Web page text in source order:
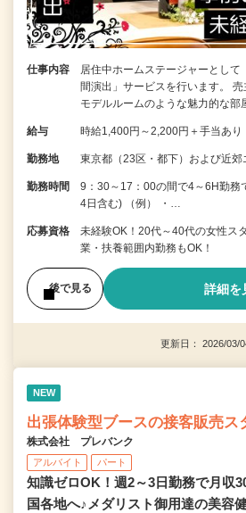
仕事内容
居住中ホームステージャーとして
間演出」サービスを行います。 売
モデルルームのような魅力的な
給与 時給1,400円～2,200円＋手当あり
勤務地 東京都（23区・都下）および近
勤務時間
9：30～17：00の間で4～6H勤務
4日含む) （例） ・…
応募資格
未経験OK！20代～40代の女性ス
業・扶養範囲内勤務もOK！
後で見る 詳細を
更新日： 2026/
NEW
出張体験型ブースの接客販売ス
株式会社 プレバンク
アルバイト パート
知識ゼロOK！週2～3日勤務で月収
国各地へ♪メダリスト御用達の美容